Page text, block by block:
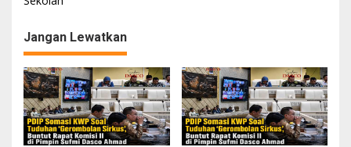
g
a
s
i
p
Jangan Lewatkan